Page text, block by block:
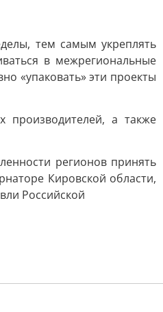
тем самым укреплять
в межрегиональные
«упаковать» эти проекты
производителей, а также
регионов принять
Кировской области,
Российской